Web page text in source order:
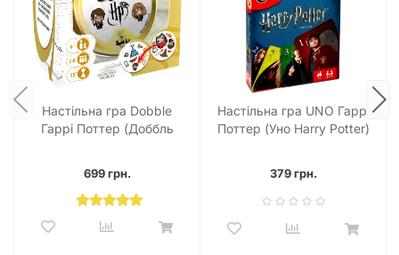
Настільна гра Dobble
Гаррі Поттер (Доббль
699 грн.
Настільна гра UNO Гаррі
Поттер (Уно Harry Potter)
379 грн.